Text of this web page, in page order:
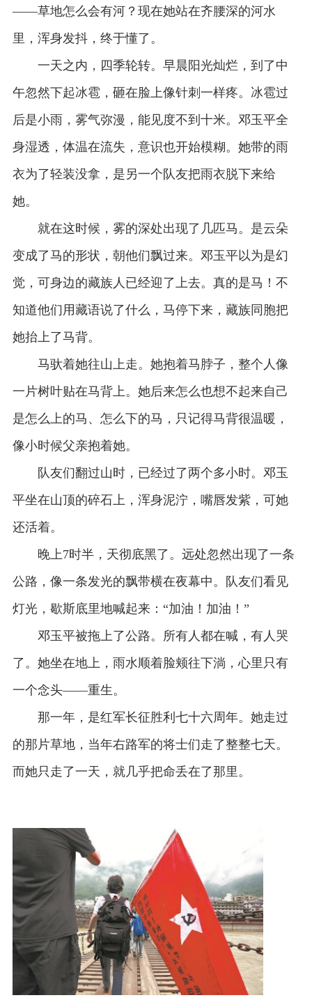
——草地怎么会有河？现在她站在齐腰深的河水
里，浑身发抖，终于懂了。
一天之内，四季轮转。早晨阳光灿烂，到了中
午忽然下起冰雹，砸在脸上像针刺一样疼。冰雹过
后是小雨，雾气弥漫，能见度不到十米。邓玉平全
身湿透，体温在流失，意识也开始模糊。她带的雨
衣为了轻装没拿，是另一个队友把雨衣脱下来给
她。
就在这时候，雾的深处出现了几匹马。是云朵
变成了马的形状，朝他们飘过来。邓玉平以为是幻
觉，可身边的藏族人已经迎了上去。真的是马！不
知道他们用藏语说了什么，马停下来，藏族同胞把
她抬上了马背。
马驮着她往山上走。她抱着马脖子，整个人像
一片树叶贴在马背上。她后来怎么也想不起来自己
是怎么上的马、怎么下的马，只记得马背很温暖，
像小时候父亲抱着她。
队友们翻过山时，已经过了两个多小时。邓玉
平坐在山顶的碎石上，浑身泥泞，嘴唇发紫，可她
还活着。
晚上7时半，天彻底黑了。远处忽然出现了一条
公路，像一条发光的飘带横在夜幕中。队友们看见
灯光，歇斯底里地喊起来：“加油！加油！”
邓玉平被拖上了公路。所有人都在喊，有人哭
了。她坐在地上，雨水顺着脸颊往下淌，心里只有
一个念头——重生。
那一年，是红军长征胜利七十六周年。她走过
的那片草地，当年右路军的将士们走了整整七天。
而她只走了一天，就几乎把命丢在了那里。